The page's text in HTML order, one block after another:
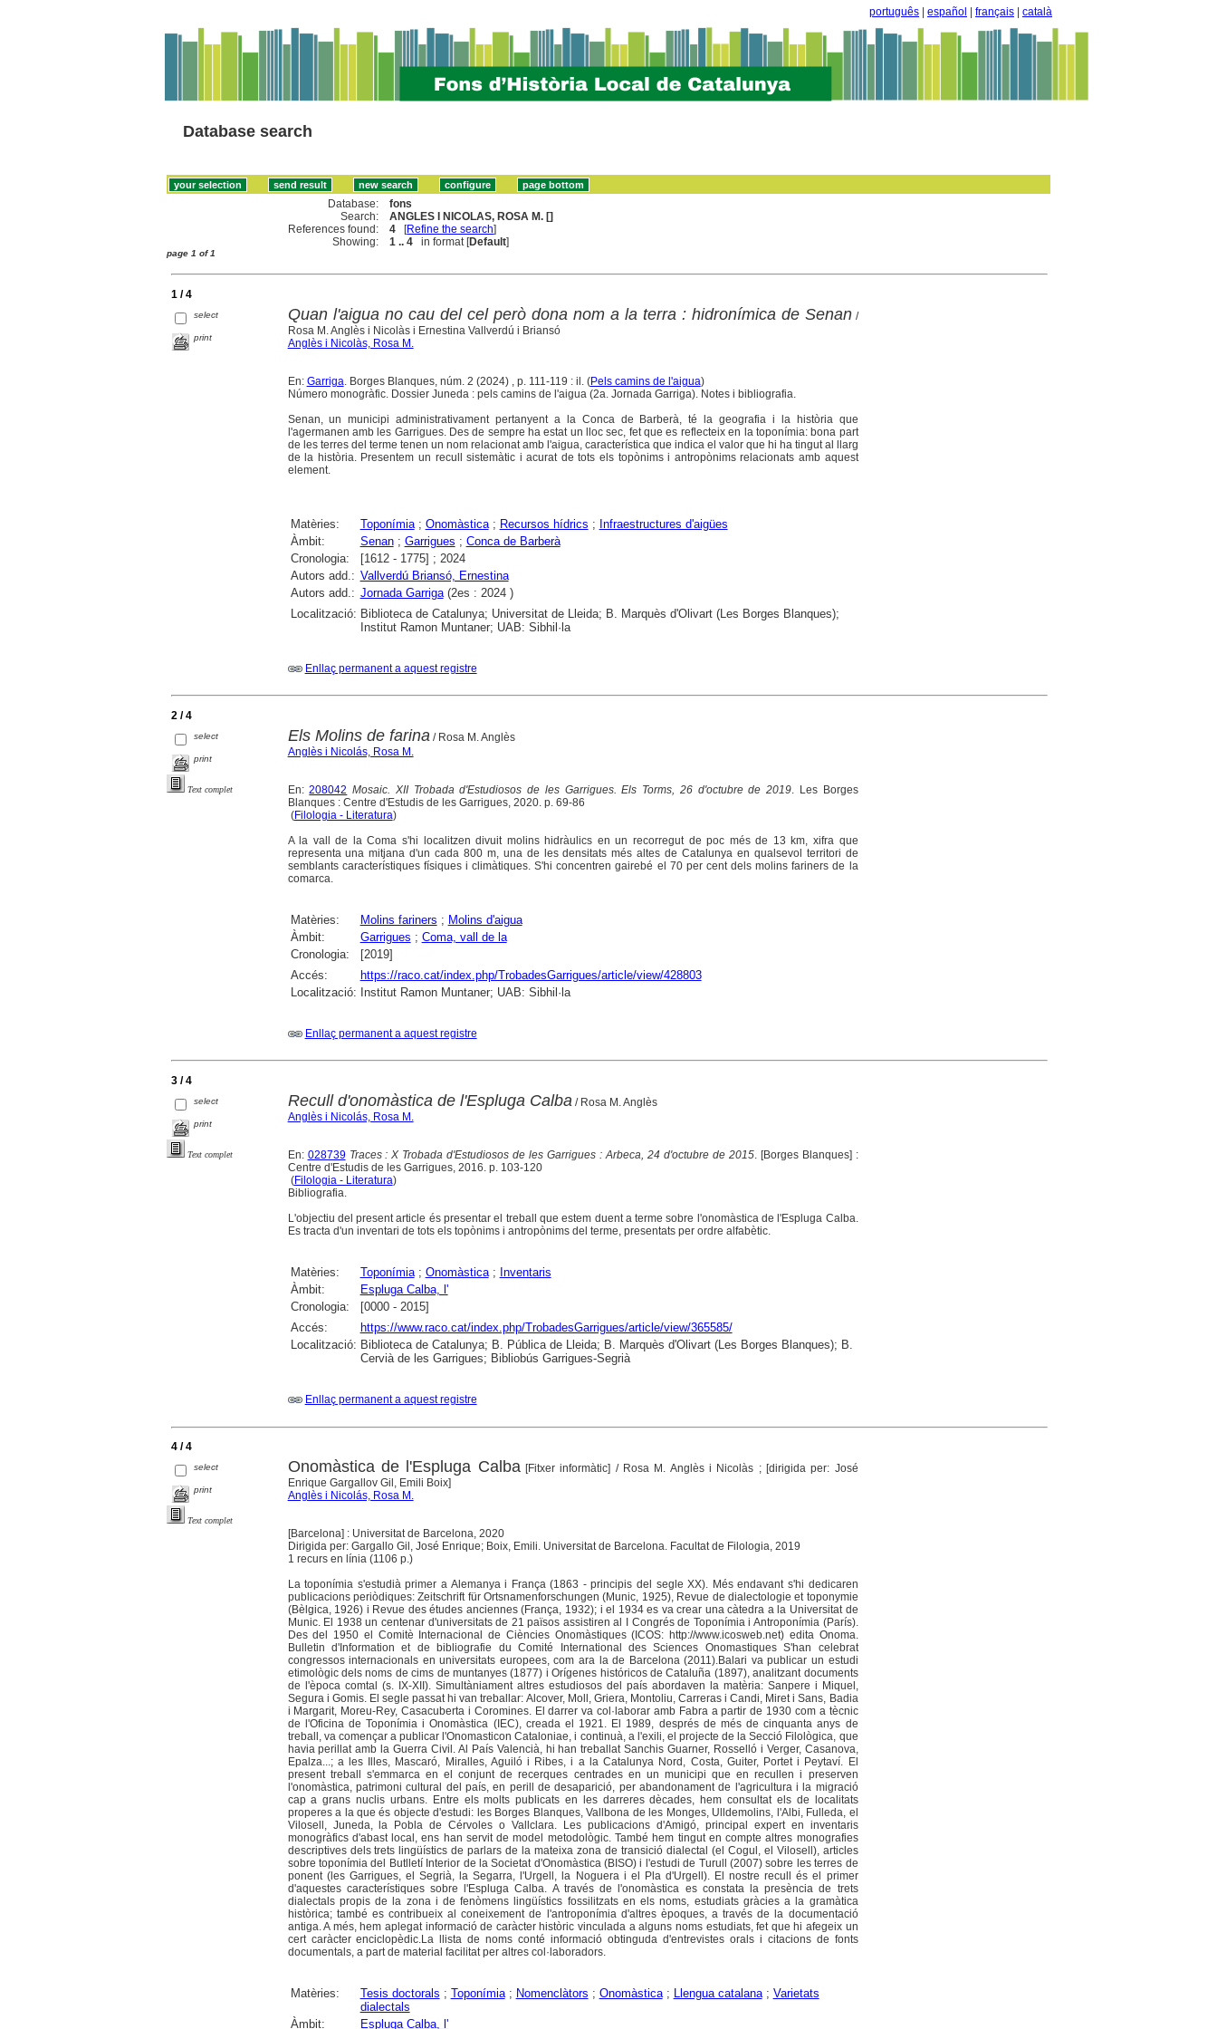
português español français català
Database search
Database:
fons
Search:
ANGLES I NICOLAS, ROSA M. []
References found:
4 [Refine the search]
Showing:
1 .. 4 in format [Default]
page 1 of 1
1 / 4
select
print
Quan l'aigua no cau del cel però dona nom a la terra : hidronímica de Senan/
Rosa M. Anglès i Nicolàs i Ernestina Vallverdú i Briansó
Anglès i Nicolàs, Rosa M.
En: Garriga. Borges Blanques, núm. 2 (2024) , p. 111-119 : il. (Pels camins de l'aigua)
Número monogràfic. Dossier Juneda : pels camins de l'aigua (2a. Jornada Garriga). Notes i bibliografia.
Senan, un municipi administrativament pertanyent a la Conca de Barberà, té la geografia i la història que
l'agermanen amb les Garrigues. Des de sempre ha estat un lloc sec, fet que es reflecteix en la toponímia: bona part
de les terres del terme tenen un nom relacionat amb l'aigua, característica que indica el valor que hi ha tingut al llarg
de la història. Presentem un recull sistemàtic i acurat de tots els topònims i antropònims relacionats amb aquest
element.
Matèries: Toponímia; Onomàstica; Recursos hídrics ; Infraestructures d'aigües
Àmbit:
Senan; Garrigues ; Conca de Barberà
Cronologia:
[1612 - 1775] ; 2024
Autors add.: Vallverdú Briansó, Ernestina
Autors add.: Jornada Garriga(2es : 2024 )
Localització: Biblioteca de Catalunya; Universitat de Lleida; B. Marquès d'Olivart (Les Borges Blanques);
Institut Ramon Muntaner; UAB: Sibhil·la
Enllaç permanent a aquest registre
2 / 4
select
print
Text complet
Els Molins de farina/ Rosa M. Anglès
Anglès i Nicolás, Rosa M.
En:208042 Mosaic. XII Trobada d'Estudiosos de les Garrigues. Els Torms, 26 d'octubre de 2019. Les Borges
Blanques : Centre d'Estudis de les Garrigues, 2020. p. 69-86
(Filologia - Literatura)
A la vall de la Coma s'hi localitzen divuit molins hidràulics en un recorregut de poc més de 13 km, xifra que
representa una mitjana d'un cada 800 m, una de les densitats més altes de Catalunya en qualsevol territori de
semblants característiques físiques i climàtiques. S'hi concentren gairebé el 70 per cent dels molins fariners de la
comarca.
Matèries: Molins fariners ; Molins d'aigua
Àmbit:
Garrigues ; Coma, vall de la
Cronologia:
[2019]
Accés:
https://raco.cat/index.php/TrobadesGarrigues/article/view/428803
Localització: Institut Ramon Muntaner; UAB: Sibhil·la
Enllaç permanent a aquest registre
3 / 4
select
print
Text complet
Recull d'onomàstica de l'Espluga Calba/ Rosa M. Anglès
Anglès i Nicolás, Rosa M.
En: 028739 Traces : X Trobada d'Estudiosos de les Garrigues : Arbeca, 24 d'octubre de 2015. [Borges Blanques] :
Centre d'Estudis de les Garrigues, 2016. p. 103-120
(Filologia - Literatura)
Bibliografia.
L'objectiu del present article és presentar el treball que estem duent a terme sobre l'onomàstica de l'Espluga Calba.
Es tracta d'un inventari de tots els topònims i antropònims del terme, presentats per ordre alfabètic.
Matèries: Toponímia; Onomàstica; Inventaris
Àmbit:
Espluga Calba, l'
Cronologia:
[0000 - 2015]
Accés:
https://www.raco.cat/index.php/TrobadesGarrigues/article/view/365585/
Localització: Biblioteca de Catalunya; B. Pública de Lleida; B. Marquès d'Olivart (Les Borges Blanques); B.
Cervià de les Garrigues; Bibliobús Garrigues-Segrià
Enllaç permanent a aquest registre
4 / 4
select
print
Text complet
Onomàstica de l'Espluga Calba[Fitxer informàtic] / Rosa M. Anglès i Nicolàs ; [dirigida per: José
Enrique Gargallov Gil, Emili Boix]
Anglès i Nicolás, Rosa M.
[Barcelona] : Universitat de Barcelona, 2020
Dirigida per: Gargallo Gil, José Enrique; Boix, Emili. Universitat de Barcelona. Facultat de Filologia, 2019
1 recurs en línia (1106 p.)
La toponímia s'estudià primer a Alemanya i França (1863 - principis del segle XX). Més endavant s'hi dedicaren
publicacions periòdiques: Zeitschrift für Ortsnamenforschungen (Munic, 1925), Revue de dialectologie et toponymie
(Bèlgica, 1926) i Revue des études anciennes (França, 1932); i el 1934 es va crear una càtedra a la Universitat de
Munic. El 1938 un centenar d'universitats de 21 països assistiren al I Congrés de Toponímia i Antroponímia (París).
Des del 1950 el Comitè Internacional de Ciències Onomàstiques (ICOS: http://www.icosweb.net) edita Onoma.
Bulletin d'Information et de bibliografie du Comité International des Sciences Onomastiques S'han celebrat
congressos internacionals en universitats europees, com ara la de Barcelona (2011).Balari va publicar un estudi
etimològic dels noms de cims de muntanyes (1877) i Orígenes históricos de Cataluña (1897), analitzant documents
de l'època comtal (s. IX-XII). Simultàniament altres estudiosos del país abordaven la matèria: Sanpere i Miquel,
Segura i Gomis. El segle passat hi van treballar: Alcover, Moll, Griera, Montoliu, Carreras i Candi, Miret i Sans, Badia
i Margarit, Moreu-Rey, Casacuberta i Coromines. El darrer va col·laborar amb Fabra a partir de 1930 com a tècnic
de l'Oficina de Toponímia i Onomàstica (IEC), creada el 1921. El 1989, després de més de cinquanta anys de
treball, va començar a publicar l'Onomasticon Cataloniae, i continuà, a l'exili, el projecte de la Secció Filològica, que
havia perillat amb la Guerra Civil. Al País Valencià, hi han treballat Sanchis Guarner, Rosselló i Verger, Casanova,
Epalza...; a les Illes, Mascaró, Miralles, Aguiló i Ribes, i a la Catalunya Nord, Costa, Guiter, Portet i Peytaví. El
present treball s'emmarca en el conjunt de recerques centrades en un municipi que en recullen i preserven
l'onomàstica, patrimoni cultural del país, en perill de desaparició, per abandonament de l'agricultura i la migració
cap a grans nuclis urbans. Entre els molts publicats en les darreres dècades, hem consultat els de localitats
properes a la que és objecte d'estudi: les Borges Blanques, Vallbona de les Monges, Ulldemolins, l'Albi, Fulleda, el
Vilosell, Juneda, la Pobla de Cérvoles o Vallclara. Les publicacions d'Amigó, principal expert en inventaris
monogràfics d'abast local, ens han servit de model metodològic. També hem tingut en compte altres monografies
descriptives dels trets lingüístics de parlars de la mateixa zona de transició dialectal (el Cogul, el Vilosell), articles
sobre toponímia del Butlletí Interior de la Societat d'Onomàstica (BISO) i l'estudi de Turull (2007) sobre les terres de
ponent (les Garrigues, el Segrià, la Segarra, l'Urgell, la Noguera i el Pla d'Urgell). El nostre recull és el primer
d'aquestes característiques sobre l'Espluga Calba. A través de l'onomàstica es constata la presència de trets
dialectals propis de la zona i de fenòmens lingüístics fossilitzats en els noms, estudiats gràcies a la gramàtica
històrica; també es contribueix al coneixement de l'antroponímia d'altres èpoques, a través de la documentació
antiga. A més, hem aplegat informació de caràcter històric vinculada a alguns noms estudiats, fet que hi afegeix un
cert caràcter enciclopèdic.La llista de noms conté informació obtinguda d'entrevistes orals i citacions de fonts
documentals, a part de material facilitat per altres col·laboradors.
Matèries: Tesis doctorals ; Toponímia; Nomenclàtors ; Onomàstica; Llengua catalana; Varietats
dialectals
Àmbit:
Espluga Calba, l'